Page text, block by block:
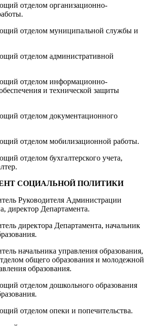
отделом организационно-
отделом муниципальной службы и
отделом административной
отделом информационно-
и технической защиты
отделом документационного
отделом мобилизационной работы.
отделом бухгалтерского учета,
СОЦИАЛЬНОЙ ПОЛИТИКИ
Руководителя Администрации
директор Департамента.
директора Департамента, начальник
начальника управления образования,
общего образования и молодежной
образования.
отделом дошкольного образования
отделом опеки и попечительства.